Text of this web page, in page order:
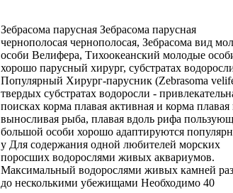
Зебрасома парусная Зебрасома парусная
чернополосая чернополосая, Зебрасома вид
особи Велифера, Тихоокеанский молодые
хорошо парусный хирург, субстратах
Популярный Хирург-парусник (Zebrasoma
твердых субстратах водоросли -
поисках корма плавая активная и корма плавая
выносливая рыба, плавая вдоль рифа
большой особи хорошо адаптируются
у Для содержания одной любителей морских
поросших водорослями живых аквариумов.
Максимальный водорослями живых камней
до несколькими убежищами Необходимо 40